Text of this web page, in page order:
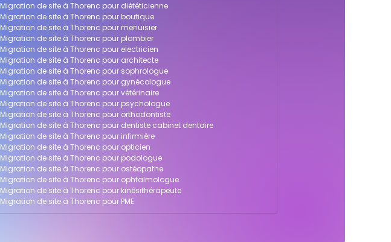
Migration de site à Thorenc pour diététicienne
Migration de site à Thorenc pour boutique
Migration de site à Thorenc pour menuisier
Migration de site à Thorenc pour plombier
Migration de site à Thorenc pour electricien
Migration de site à Thorenc pour architecte
Migration de site à Thorenc pour sophrologue
Migration de site à Thorenc pour gynécologue
Migration de site à Thorenc pour vétérinaire
Migration de site à Thorenc pour psychologue
Migration de site à Thorenc pour orthodontiste
Migration de site à Thorenc pour dentiste cabinet dentaire
Migration de site à Thorenc pour infirmière
Migration de site à Thorenc pour opticien
Migration de site à Thorenc pour podologue
Migration de site à Thorenc pour ostéopathe
Migration de site à Thorenc pour ophtalmologue
Migration de site à Thorenc pour kinésithérapeute
Migration de site à Thorenc pour PME